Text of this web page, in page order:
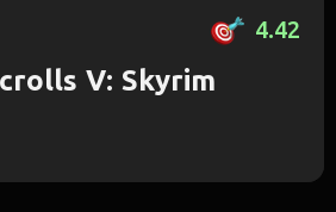
4.42
V: Skyrim